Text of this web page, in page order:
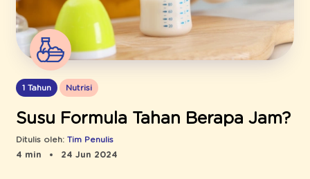
1 Tahun Nutrisi
Susu Formula Tahan Berapa Jam?
Ditulis oleh: Tim Penulis
4 min
24 Jun 2024